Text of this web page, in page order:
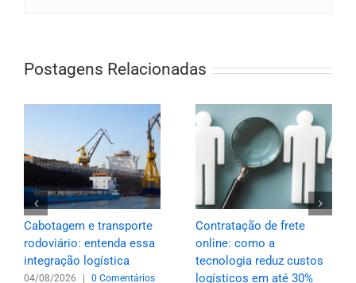
Postagens Relacionadas
Cabotagem e transporte
rodoviário: entenda essa
integração logística
04/08/2026 0 Comentários
Contratação de frete
online: como a
tecnologia reduz custos
logísticos em até 30%